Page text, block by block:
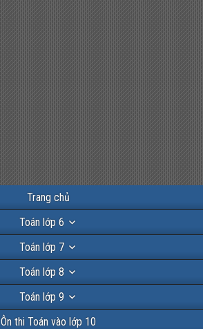
Trang chủ
Toán lớp 6
Toán lớp 7
Toán lớp 8
Toán lớp 9
Ôn thi Toán vào lớp 10